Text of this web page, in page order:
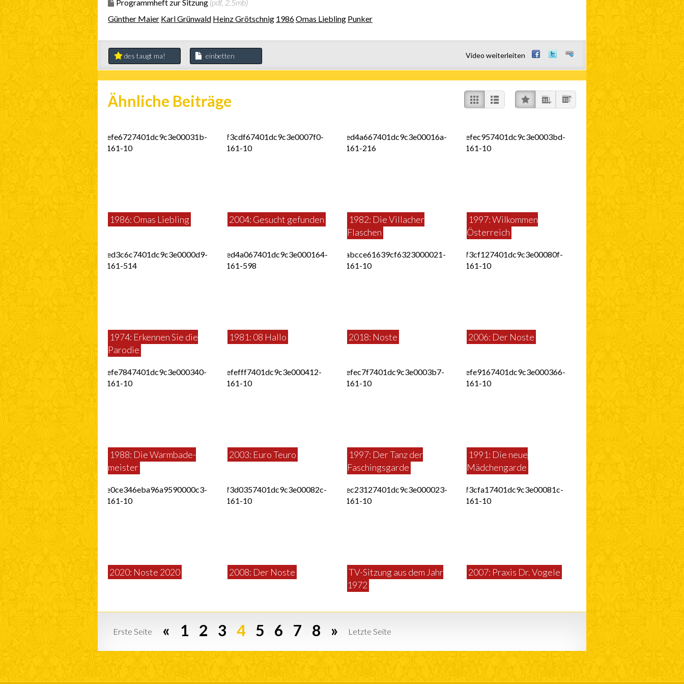
Programmheft zur Sitzung (pdf, 2.5mb)
Günther Maier Karl Grünwald Heinz Grötschnig 1986Omas Liebling Punker
des taugt ma! einbetten
Video weiterleiten
Ähnliche Beiträge
1986: Omas Liebling 2004: Gesucht gefunden
1982: Die Villacher
Flaschen
1997: Wilkommen
Österreich
1974: Erkennen Sie die
Parodie
1981: 08 Hallo 2018: Noste 2006: Der Noste
1988: Die Warmbade-
meister
2003: Euro Teuro
1997: Der Tanz der
Faschingsgarde
1991: Die neue
Mädchengarde
2020: Noste 2020 2008: Der Noste
TV-Sitzung aus dem Jahr
1972
2007: Praxis Dr. Vogele
Erste Seite « 1 2 3 4 5 6 7 8 » Letzte Seite